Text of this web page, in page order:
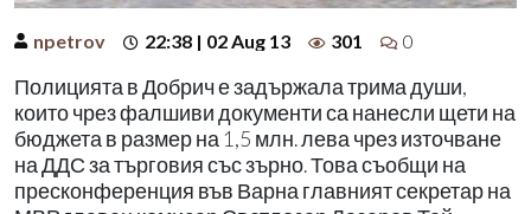
npetrov 22:38 | 02 Aug 13 301 0
Полицията в Добрич е задържала трима души,
които чрез фалшиви документи са нанесли щети на
бюджета в размер на 1,5 млн. лева чрез източване
на ДДС за търговия със зърно. Това съобщи на
пресконференция във Варна главният секретар на